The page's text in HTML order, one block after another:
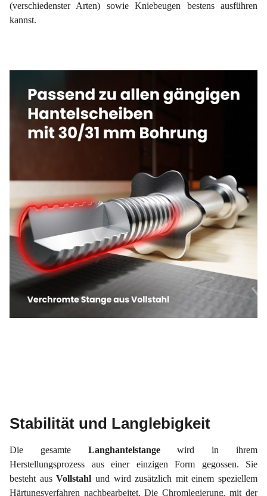
(verschiedenster Arten) sowie Kniebeugen bestens ausführen
kannst.
Stabilität und Langlebigkeit
Die gesamte Langhantelstangewird in ihrem
Herstellungsprozess aus einer einzigen Form gegossen. Sie
besteht ausVollstahl und wird zusätzlich mit einem speziellem
Härtungsverfahren nachbearbeitet. Die Chromlegierung, mit der